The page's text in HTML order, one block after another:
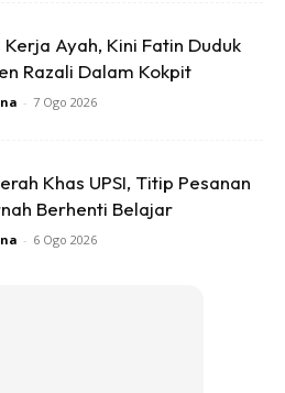
Ayah, Kini Fatin Duduk
Razali Dalam Kokpit
- 7 Ogo 2026
Khas UPSI, Titip Pesanan
Berhenti Belajar
- 6 Ogo 2026